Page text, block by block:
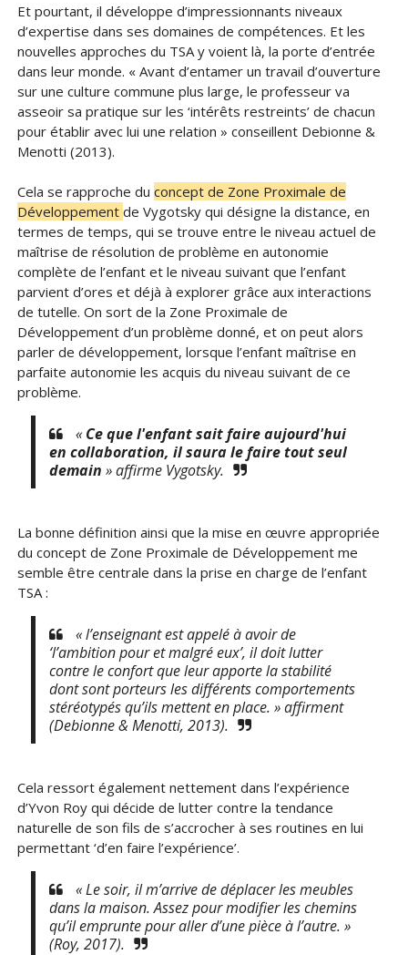
Et pourtant, il développe d’impressionnants niveaux
d’expertise dans ses domaines de compétences. Et les
nouvelles approches du TSA y voient là, la porte d’entrée
dans leur monde. « Avant d’entamer un travail d’ouverture
sur une culture commune plus large, le professeur va
asseoir sa pratique sur les ‘intérêts restreints’ de chacun
pour établir avec lui une relation » conseillent Debionne &
Menotti (2013).
Cela se rapproche du concept de Zone Proximale de
Développement de Vygotsky qui désigne la distance, en
termes de temps, qui se trouve entre le niveau actuel de
maîtrise de résolution de problème en autonomie
complète de l’enfant et le niveau suivant que l’enfant
parvient d’ores et déjà à explorer grâce aux interactions
de tutelle. On sort de la Zone Proximale de
Développement d’un problème donné, et on peut alors
parler de développement, lorsque l’enfant maîtrise en
parfaite autonomie les acquis du niveau suivant de ce
problème.
« Ce que l'enfant sait faire aujourd'hui
en collaboration, il saura le faire tout seul
demain » affirme Vygotsky.
La bonne définition ainsi que la mise en œuvre appropriée
du concept de Zone Proximale de Développement me
semble être centrale dans la prise en charge de l’enfant
TSA :
« l’enseignant est appelé à avoir de
‘l’ambition pour et malgré eux’, il doit lutter
contre le confort que leur apporte la stabilité
dont sont porteurs les différents comportements
stéréotypés qu’ils mettent en place. » affirment
(Debionne & Menotti, 2013).
Cela ressort également nettement dans l’expérience
d’Yvon Roy qui décide de lutter contre la tendance
naturelle de son fils de s’accrocher à ses routines en lui
permettant ‘d’en faire l’expérience’.
« Le soir, il m’arrive de déplacer les meubles
dans la maison. Assez pour modifier les chemins
qu’il emprunte pour aller d’une pièce à l’autre. »
(Roy, 2017).